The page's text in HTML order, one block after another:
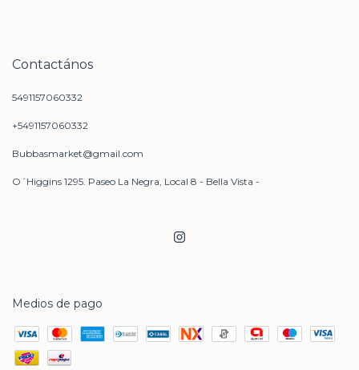
Contactános
5491157060332
+5491157060332
Bubbasmarket@gmail.com
O´Higgins 1295. Paseo La Negra, Local 8 - Bella Vista -
Medios de pago